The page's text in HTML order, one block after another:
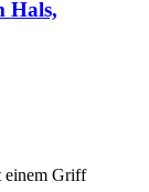
Hals,